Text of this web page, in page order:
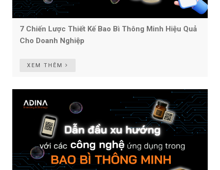
7 Chiến Lược Thiết Kế Bao Bì Thông Minh Hiệu Quả
Cho Doanh Nghiệp
XEM THÊM